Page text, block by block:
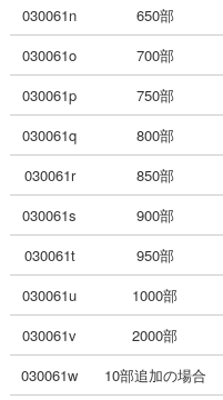
030061n 650部
030061o 700部
030061p 750部
030061q 800部
030061r 850部
030061s 900部
030061t 950部
030061u 1000部
030061v 2000部
030061w 10部追加の場合